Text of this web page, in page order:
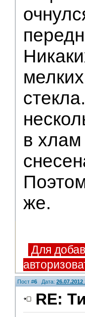
в хлам
же.
Для
Пост #6 Дата: 26.07.2012
RE: